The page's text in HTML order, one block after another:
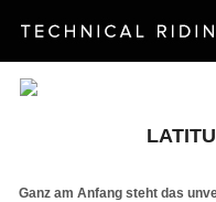
Ganz am Anfang steht das